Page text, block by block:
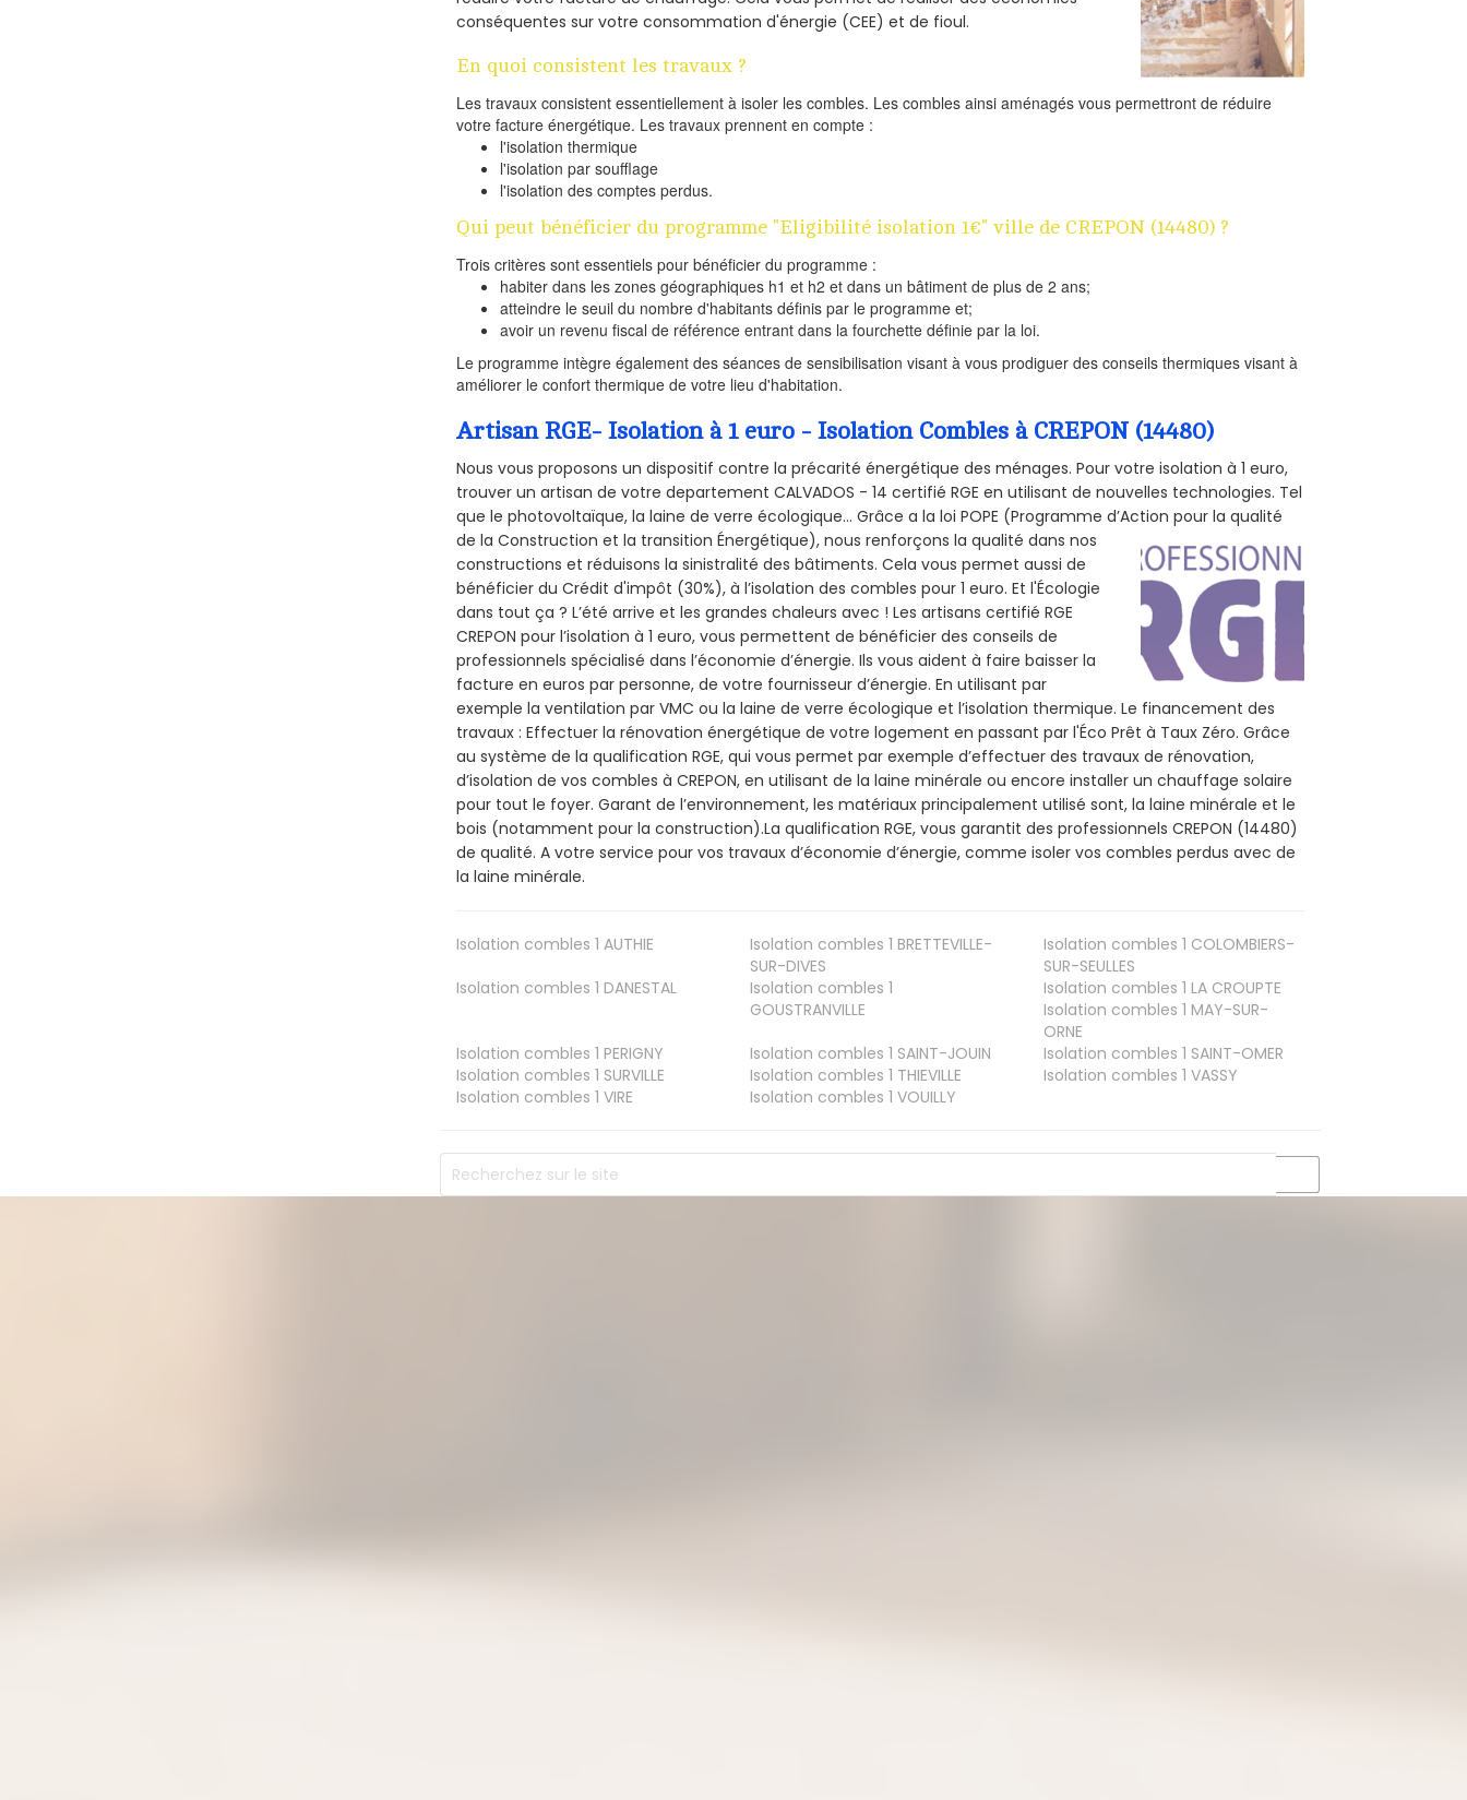
conséquentes sur votre consommation d'énergie (CEE) et de fioul.
En quoi consistent les travaux ?
Les travaux consistent essentiellement à isoler les combles. Les combles ainsi aménagés vous permettront de réduire
votre facture énergétique. Les travaux prennent en compte :
l'isolation thermique
l'isolation par soufflage
l'isolation des comptes perdus.
Qui peut bénéficier du programme "Eligibilité isolation 1€" ville de CREPON (14480) ?
Trois critères sont essentiels pour bénéficier du programme :
habiter dans les zones géographiques h1 et h2 et dans un bâtiment de plus de 2 ans;
atteindre le seuil du nombre d'habitants définis par le programme et;
avoir un revenu fiscal de référence entrant dans la fourchette définie par la loi.
Le programme intègre également des séances de sensibilisation visant à vous prodiguer des conseils thermiques visant à
améliorer le confort thermique de votre lieu d'habitation.
Artisan RGE- Isolation à 1 euro - Isolation Combles à CREPON (14480)
Nous vous proposons un dispositif contre la précarité énergétique des ménages. Pour votre isolation à 1 euro,
trouver un artisan de votre departement CALVADOS - 14 certifié RGE en utilisant de nouvelles technologies. Tel
que le photovoltaïque, la laine de verre écologique... Grâce a la loi POPE (Programme d’Action pour la qualité
de la Construction et la transition Énergétique), nous renforçons la qualité dans nos
constructions et réduisons la sinistralité des bâtiments. Cela vous permet aussi de
bénéficier du Crédit d'impôt (30%), à l’isolation des combles pour 1 euro. Et l'Écologie
dans tout ça ? L’été arrive et les grandes chaleurs avec ! Les artisans certifié RGE
CREPON pour l’isolation à 1 euro, vous permettent de bénéficier des conseils de
professionnels spécialisé dans l’économie d’énergie. Ils vous aident à faire baisser la
facture en euros par personne, de votre fournisseur d’énergie. En utilisant par
exemple la ventilation par VMC ou la laine de verre écologique et l’isolation thermique. Le financement des
travaux : Effectuer la rénovation énergétique de votre logement en passant par l'Éco Prêt à Taux Zéro. Grâce
au système de la qualification RGE, qui vous permet par exemple d’effectuer des travaux de rénovation,
d’isolation de vos combles à CREPON, en utilisant de la laine minérale ou encore installer un chauffage solaire
pour tout le foyer. Garant de l’environnement, les matériaux principalement utilisé sont, la laine minérale et le
bois (notamment pour la construction).La qualification RGE, vous garantit des professionnels CREPON (14480)
de qualité. A votre service pour vos travaux d’économie d’énergie, comme isoler vos combles perdus avec de
la laine minérale.
Isolation combles 1 AUTHIE Isolation combles 1 BRETTEVILLE-
SUR-DIVES
Isolation combles 1 COLOMBIERS-
SUR-SEULLES
Isolation combles 1 DANESTAL
Isolation combles 1
GOUSTRANVILLE
Isolation combles 1 LA CROUPTE
Isolation combles 1 MAY-SUR-
ORNE
Isolation combles 1 PERIGNY Isolation combles 1 SAINT-JOUIN Isolation combles 1 SAINT-OMER
Isolation combles 1 SURVILLE Isolation combles 1 THIEVILLE Isolation combles 1 VASSY
Isolation combles 1 VIRE Isolation combles 1 VOUILLY